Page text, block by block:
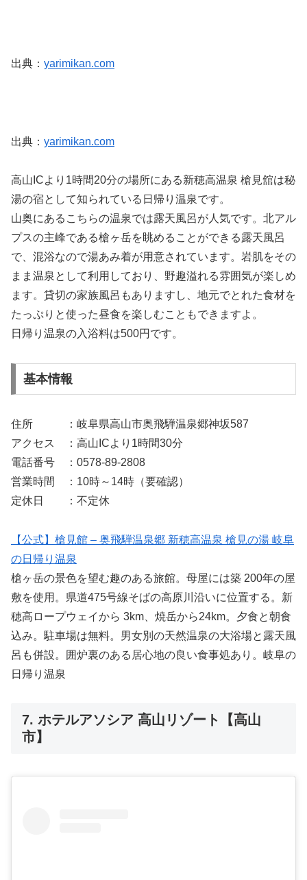
出典： yarimikan.com
出典： yarimikan.com
高山ICより1時間20分の場所にある新穂高温泉 槍見舘は秘
湯の宿として知られている日帰り温泉です。
山奥にあるこちらの温泉では露天風呂が人気です。北アル
プスの主峰である槍ヶ岳を眺めることができる露天風呂
で、混浴なので湯あみ着が用意されています。岩肌をその
まま温泉として利用しており、野趣溢れる雰囲気が楽しめ
ます。貸切の家族風呂もありますし、地元でとれた食材を
たっぷりと使った昼食を楽しむこともできますよ。
日帰り温泉の入浴料は500円です。
基本情報
住所 ：岐阜県高山市奥飛騨温泉郷神坂587
アクセス ：高山ICより1時間30分
電話番号 ：0578-89-2808
営業時間 ：10時～14時（要確認）
定休日 ：不定休
【公式】槍見館 – 奥飛騨温泉郷 新穂高温泉 槍見の湯 岐阜
の日帰り温泉
槍ヶ岳の景色を望む趣のある旅館。母屋には築 200年の屋
敷を使用。県道475号線そばの高原川沿いに位置する。新
穂高ロープウェイから 3km、焼岳から24km。夕食と朝食
込み。駐車場は無料。男女別の天然温泉の大浴場と露天風
呂も併設。囲炉裏のある居心地の良い食事処あり。岐阜の
日帰り温泉
7. ホテルアソシア 高山リゾート【高山
市】